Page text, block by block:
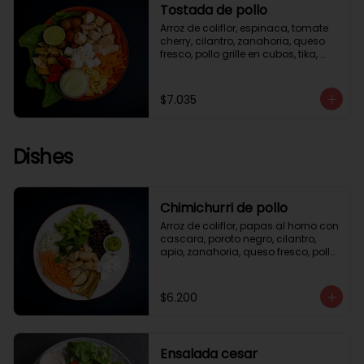
Tostada de pollo
Arroz de coliflor, espinaca, tomate
cherry, cilantro, zanahoria, queso
fresco, pollo grille en cubos, tika,
$7.035
Dishes
Chimichurri de pollo
Arroz de coliflor, papas al horno con
cascara, poroto negro, cilantro,
apio, zanahoria, queso fresco, pollo
$6.200
Ensalada cesar